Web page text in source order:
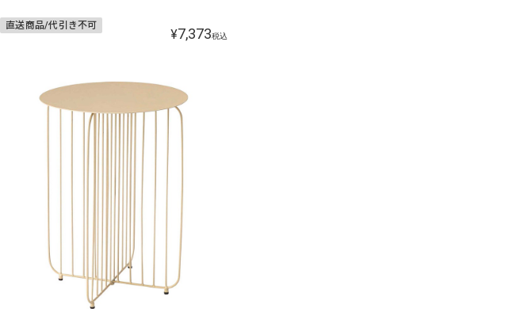
直送商品/代引き不可
¥7,373税込